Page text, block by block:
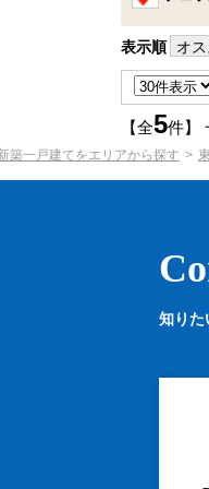
表示順 オ
【全5件】
築一戸建てをエリアから探す
知りた